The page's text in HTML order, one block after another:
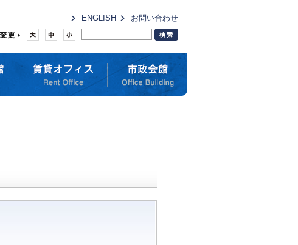
ENGLISH お問い合わせ